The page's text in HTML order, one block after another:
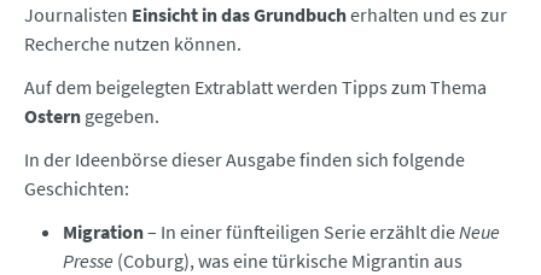
Journalisten Einsicht in das Grundbucherhalten und es zur
Recherche nutzen können.
Auf dem beigelegten Extrablatt werden Tipps zum Thema
Ostern gegeben.
In der Ideenbörse dieser Ausgabe finden sich folgende
Geschichten:
Migration– In einer fünfteiligen Serie erzählt dieNeue
Presse (Coburg), was eine türkische Migrantin aus